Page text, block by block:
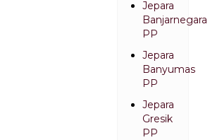
Jepara
Banjarnegara
PP
Jepara
Banyumas
PP
Jepara
Gresik
PP